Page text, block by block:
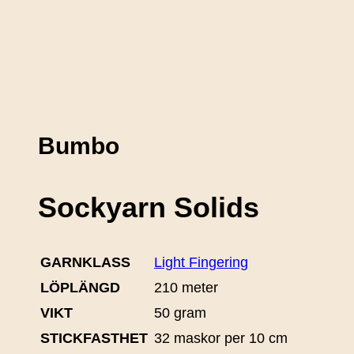
Bumbo
Sockyarn Solids
GARNKLASS
Light Fingering
LÖPLÄNGD
210 meter
VIKT
50 gram
STICKFASTHET 32 maskor per 10 cm